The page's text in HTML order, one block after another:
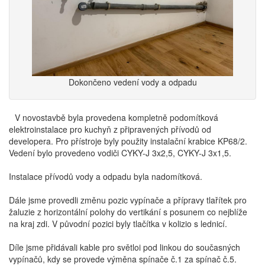
Dokončeno vedení vody a odpadu
V novostavbě byla provedena kompletně podomítková
elektroinstalace pro kuchyň z připravených přívodů od
developera. Pro přístroje byly použity instalační krabice KP68/2.
Vedení bylo provedeno vodiči CYKY-J 3x2,5, CYKY-J 3x1,5.
Instalace přívodů vody a odpadu byla nadomítková.
Dále jsme provedli změnu pozic vypínače a přípravy tlařítek pro
žaluzie z horizontální polohy do vertikání s posunem co nejblíže
na kraj zdi. V původní pozici byly tlačítka v kolizio s lednicí.
Díle jsme přidávali kable pro světloi pod linkou do současných
vypínačů, kdy se provede výměna spínače č.1 za spínač č.5.